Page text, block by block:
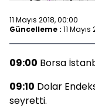
11 Mayıs 2018, 00:00
Güncelleme : 11
09:00 Borsa
09:10 Dolar
seyretti.